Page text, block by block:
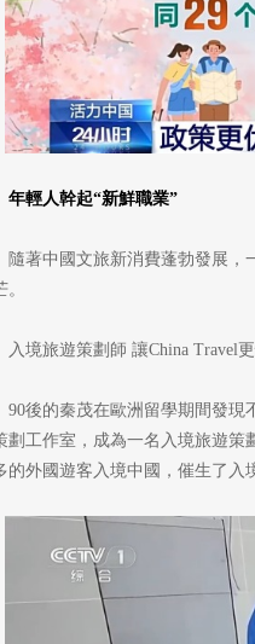
年輕人幹起“新鮮職業”
隨著中國文旅新消費蓬勃發展，
入境旅遊策劃師 讓China Travel
90後的秦茂在歐洲留學期間發現
劃工作室，成為一名入境旅遊策
的外國遊客入境中國，催生了入